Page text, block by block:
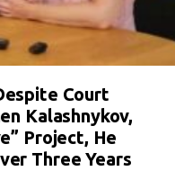
Court
Kalashnykov,
Project, He
Three Years